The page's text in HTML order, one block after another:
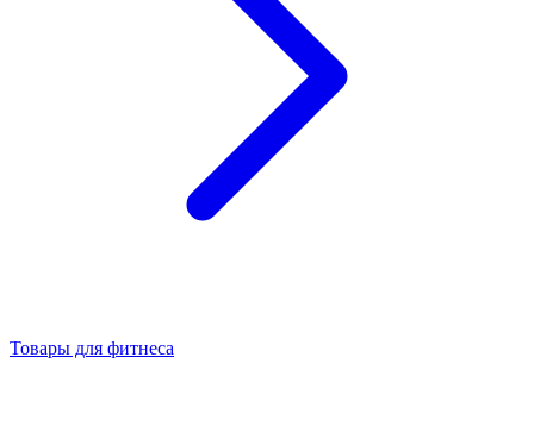
Товары для фитнеса